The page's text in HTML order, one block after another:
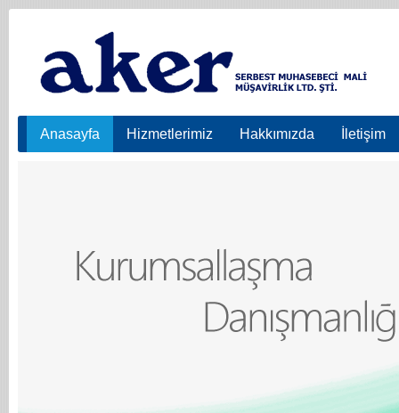
Anasayfa Hizmetlerimiz Hakkımızda İletişim